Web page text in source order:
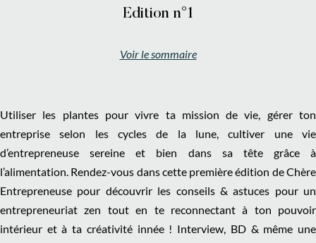
Edition n°1
Voir le sommaire
Utiliser les plantes pour vivre ta mission de vie, gérer ton
entreprise selon les cycles de la lune, cultiver une vie
d’entrepreneuse sereine et bien dans sa tête grâce à
l’alimentation. Rendez-vous dans cette première édition de Chère
Entrepreneuse pour découvrir les conseils & astuces pour un
entrepreneuriat zen tout en te reconnectant à ton pouvoir
intérieur et à ta créativité innée ! Interview, BD & même une